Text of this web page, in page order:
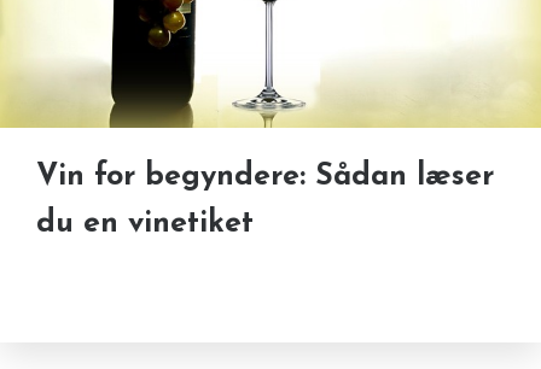
Vin for begyndere: Sådan læser
du en vinetiket